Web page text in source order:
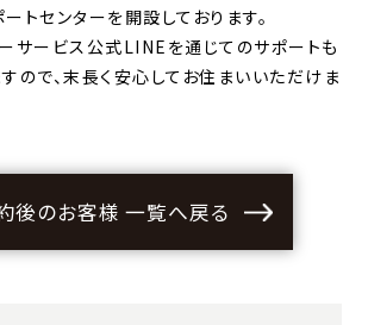
トセンターを開設しております。
ーサービス公式LINEを通じてのサポートも
ので、末長く安心してお住まいいただけま
後のお客様 一覧へ戻る